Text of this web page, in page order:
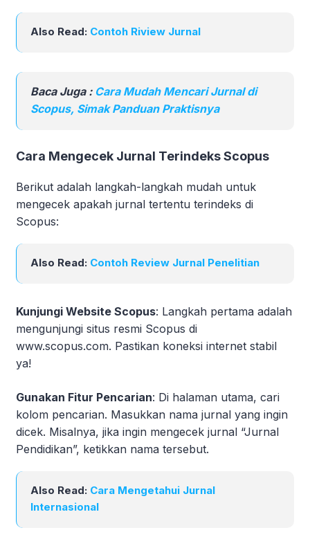
Also Read: Contoh Riview Jurnal
Baca Juga : Cara Mudah Mencari Jurnal di
Scopus, Simak Panduan Praktisnya
Cara Mengecek Jurnal Terindeks Scopus
Berikut adalah langkah-langkah mudah untuk
mengecek apakah jurnal tertentu terindeks di
Scopus:
Also Read: Contoh Review Jurnal Penelitian
Kunjungi Website Scopus: Langkah pertama adalah
mengunjungi situs resmi Scopus di
www.scopus.com. Pastikan koneksi internet stabil
ya!
Gunakan Fitur Pencarian: Di halaman utama, cari
kolom pencarian. Masukkan nama jurnal yang ingin
dicek. Misalnya, jika ingin mengecek jurnal “Jurnal
Pendidikan”, ketikkan nama tersebut.
Also Read: Cara Mengetahui Jurnal
Internasional